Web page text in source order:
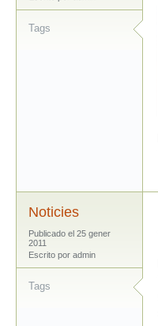
Tags
Noticies
Publicado el 25 gener
2011
Escrito por admin
Tags